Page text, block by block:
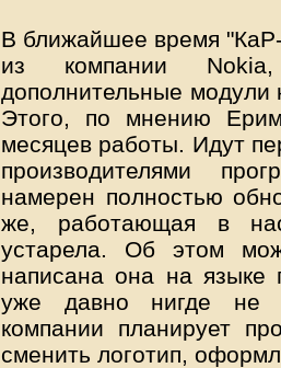
В ближайшее время
из компании
дополнительные модули
Этого, по мнению
месяцев работы. Идут
производителями
намерен полностью
же, работающая в
устарела. Об этом
написана она на языке
уже давно нигде не
компании планирует
сменить логотип,